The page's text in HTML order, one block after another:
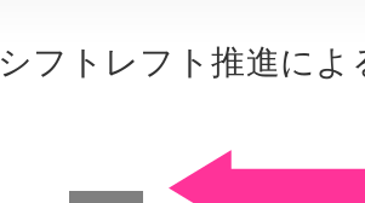
シフトレフト推進によ